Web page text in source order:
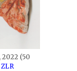
2022 (50
ZLR